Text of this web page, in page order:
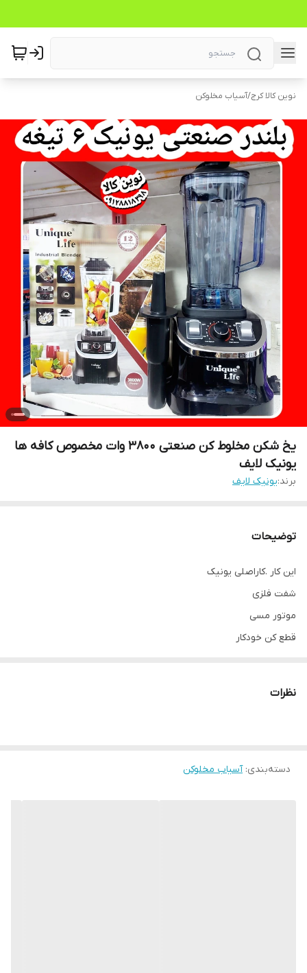
نوین کالا کرج/آسیاب مخلوکن
یخ شکن مخلوط کن صنعتی ۳۸۰۰ وات مخصوص کافه ها
یونیک لایف
برند:یونیک لایف
توضیحات
این کار .کاراصلی یونیک
شفت فلزی
موتور مسی
قطع کن خودکار
پرقدرت
نظرات
دسته‌بندی:آسیاب مخلوکن